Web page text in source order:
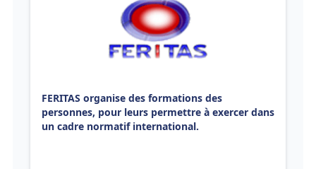
FERITAS organise des formations des
personnes, pour leurs permettre à exercer dans
un cadre normatif international.